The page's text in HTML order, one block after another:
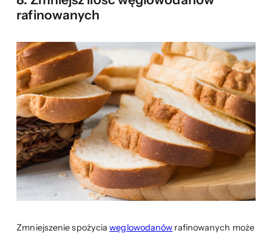
rafinowanych
Zmniejszenie spożyciawęglowodanów rafinowanych może